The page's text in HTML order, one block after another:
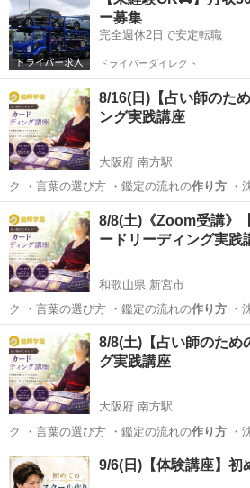
ー募集
完全週休2日で安定転職
ドライバーダイレクト
8/16(日)【占い師のた
ング実践講座
大阪府 南方駅
ク ・言葉の選び方 ・鑑定の流れの作り方・
実際の…
大阪市 南方駅 セミナー
8/8(土)《Zoom受講》
ードリーディング実践
和歌山県 新宮市
ク ・言葉の選び方 ・鑑定の流れの作り方・
実際の…
和歌山 新宮市 セミナー 占い師
8/8(土)【占い師のため
グ実践講座
大阪府 南方駅
ク ・言葉の選び方 ・鑑定の流れの作り方・
実際の…
大阪 大阪市 南方駅 セミナー
9/6(日)【体験講座】初